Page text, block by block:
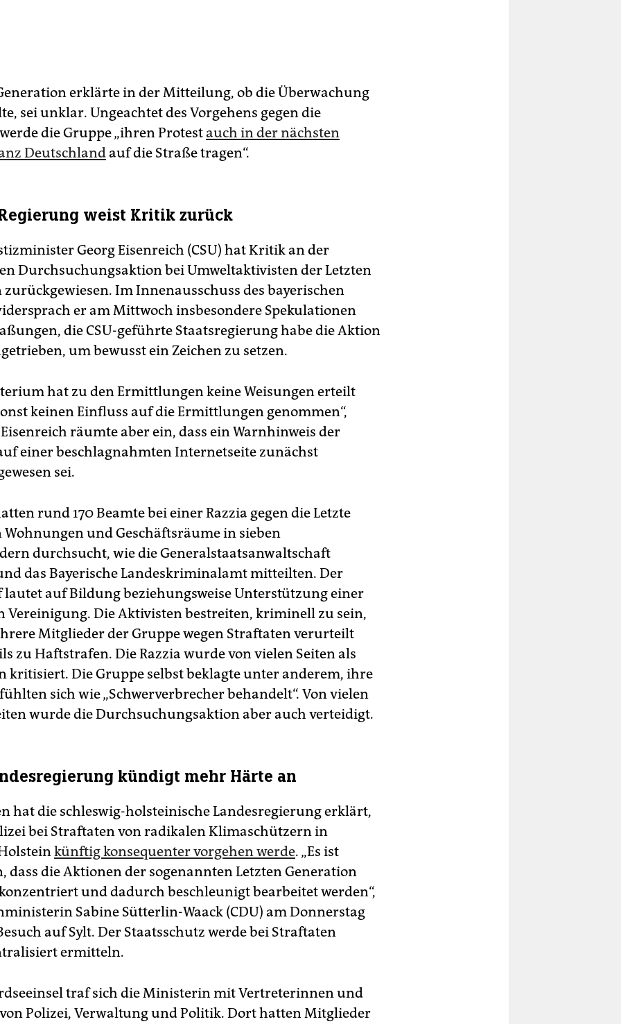
erklärte in der Mitteilung, ob die Überwachung
sei unklar. Ungeachtet des Vorgehens gegen die
die Gruppe „ihren Protest auch in der nächsten
Deutschlandauf die Straße tragen“.
weist Kritik zurück
Georg Eisenreich (CSU) hat Kritik an der
Durchsuchungsaktion bei Umweltaktivisten der Letzten
Im Innenausschuss des bayerischen
er am Mittwoch insbesondere Spekulationen
die CSU-geführte Staatsregierung habe die Aktion
um bewusst ein Zeichen zu setzen.
hat zu den Ermittlungen keine Weisungen erteilt
keinen Einfluss auf die Ermittlungen genommen“,
räumte aber ein, dass ein Warnhinweis der
einer beschlagnahmten Internetseite zunächst
sei.
rund 170 Beamte bei einer Razzia gegen die Letzte
Wohnungen und Geschäftsräume in sieben
durchsucht, wie die Generalstaatsanwaltschaft
das Bayerische Landeskriminalamt mitteilten. Der
auf Bildung beziehungsweise Unterstützung einer
Die Aktivisten bestreiten, kriminell zu sein,
Mitglieder der Gruppe wegen Straftaten verurteilt
zu Haftstrafen. Die Razzia wurde von vielen Seiten als
kritisiert. Die Gruppe selbst beklagte unter anderem, ihre
sich wie „Schwerverbrecher behandelt“. Von vielen
wurde die Durchsuchungsaktion aber auch verteidigt.
kündigt mehr Härte an
hat die schleswig-holsteinische Landesregierung erklärt,
bei Straftaten von radikalen Klimaschützern in
künftig konsequenter vorgehen werde. „Es ist
dass die Aktionen der sogenannten Letzten Generation
und dadurch beschleunigt bearbeitet werden“,
Sabine Sütterlin-Waack (CDU) am Donnerstag
auf Sylt. Der Staatsschutz werde bei Straftaten
ermitteln.
traf sich die Ministerin mit Vertreterinnen und
Polizei, Verwaltung und Politik. Dort hatten Mitglieder